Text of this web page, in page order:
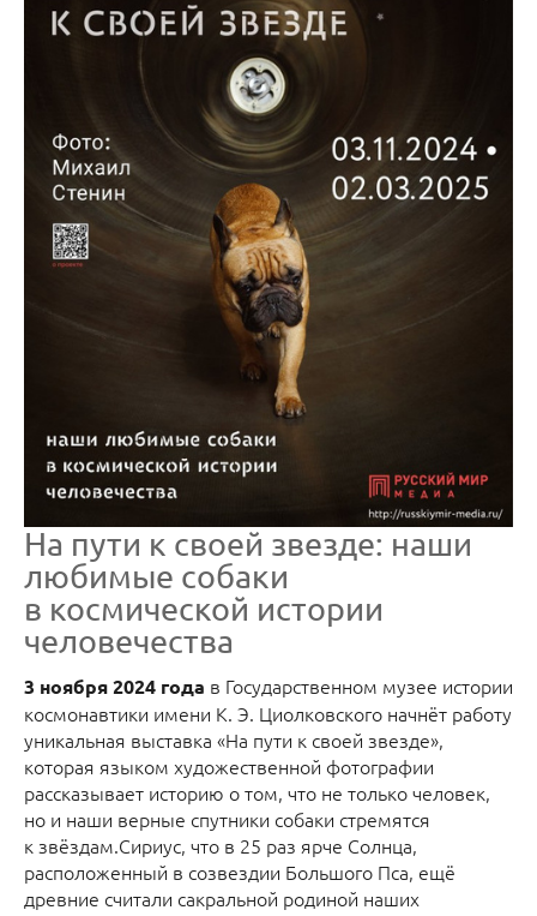
На пути к своей звезде: наши
любимые собаки
в космической истории
человечества
3 ноября 2024 года в Государственном музее истории
космонавтики имени К. Э. Циолковского начнёт работу
уникальная выставка «На пути к своей звезде»,
которая языком художественной фотографии
рассказывает историю о том, что не только человек,
но и наши верные спутники собаки стремятся
к звёздам.Сириус, что в 25 раз ярче Солнца,
расположенный в созвездии Большого Пса, ещё
древние считали сакральной родиной наших